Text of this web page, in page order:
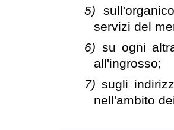
5)
servizi del
6) su ogni
all'ingrosso;
7)sugli
nell'ambito